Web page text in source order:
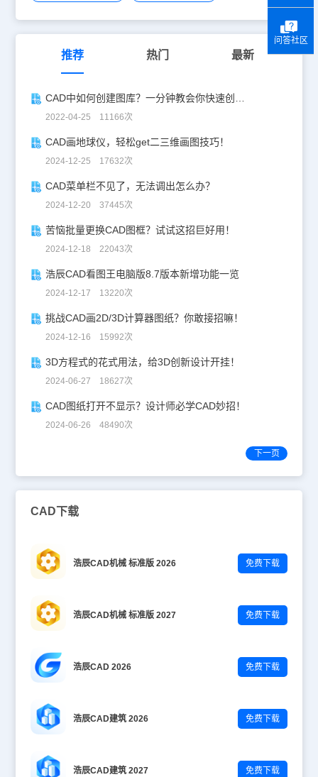
推荐 热门 最新
CAD中如何创建图库？一分钟教会你快速创建CAD图库！
2022-04-25 11166次
CAD画地球仪，轻松get二三维画图技巧！
2024-12-25 17632次
CAD菜单栏不见了，无法调出怎么办？
2024-12-20 37445次
苦恼批量更换CAD图框？试试这招巨好用！
2024-12-18 22043次
浩辰CAD看图王电脑版8.7版本新增功能一览
2024-12-17 13220次
挑战CAD画2D/3D计算器图纸？你敢接招嘛！
2024-12-16 15992次
3D方程式的花式用法，给3D创新设计开挂！
2024-06-27 18627次
CAD图纸打开不显示？设计师必学CAD妙招！
2024-06-26 48490次
下一页
CAD下载
浩辰CAD机械 标准版 2026 免费下载
浩辰CAD机械 标准版 2027 免费下载
浩辰CAD 2026 免费下载
浩辰CAD建筑 2026 免费下载
浩辰CAD建筑 2027 免费下载
问答社区